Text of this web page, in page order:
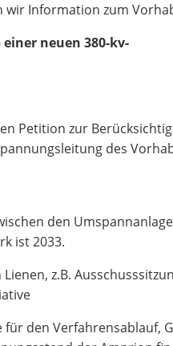
wir Information zum
neuen 380-kv-
Petition zur
des
den
ist 2033.
z.B.
für den Verfahrensablauf,